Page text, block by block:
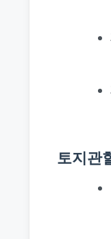
토지관